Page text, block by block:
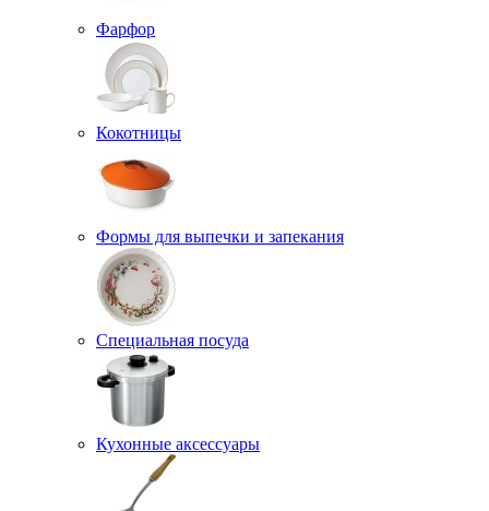
Фарфор
Кокотницы
Формы для выпечки и запекания
Специальная посуда
Кухонные аксессуары